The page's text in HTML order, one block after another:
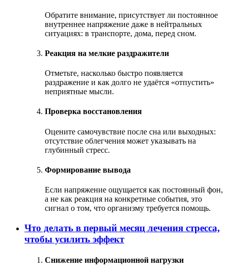
Обратите внимание, присутствует ли постоянное
внутреннее напряжение даже в нейтральных
ситуациях: в транспорте, дома, перед сном.
Реакция на мелкие раздражители
Отметьте, насколько быстро появляется
раздражение и как долго не удаётся «отпустить»
неприятные мысли.
Проверка восстановления
Оцените самочувствие после сна или выходных:
отсутствие облегчения может указывать на
глубинный стресс.
Формирование вывода
Если напряжение ощущается как постоянный фон,
а не как реакция на конкретные события, это
сигнал о том, что организму требуется помощь.
Что делать в первый месяц лечения стресса,
чтобы усилить эффект
Снижение информационной нагрузки